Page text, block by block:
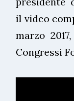
il video
marzo
Congressi